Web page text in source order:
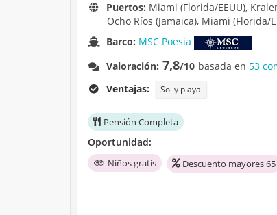
Puertos: Miami (Florida/EEUU),
Ocho Ríos (Jamaica), Miami (Florida/
Barco: MSC Poesia
Valoración: 7,8/10 basada en 53
Ventajas:
Sol y playa
Pensión Completa
Oportunidad:
Niños gratis Descuento mayores 65